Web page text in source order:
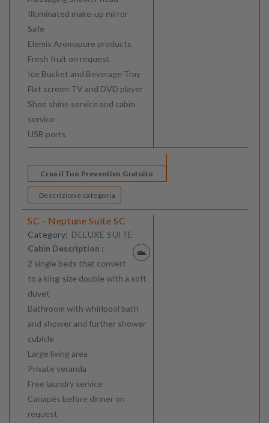
Illuminated make-up mirror
Safe
Elemis Aromapure products
Fresh fruit on request
Ice Bucket and Beverage Tray
Flat screen TV and DVD player
Shoe shine service and cabin
service
USB ports
Crea il Tuo Preventivo Gratuito
Descrizione categoria
SC - Neptune Suite SC
Category: DELUXE SUITE
Cabin Description :
2 single beds that convert
to a king-size double with a soft
duvet
Bathroom with whirlpool bath
and shower and further shower
cubicle
Large living area
Private veranda
Free laundry service
Canapés before dinner on
request